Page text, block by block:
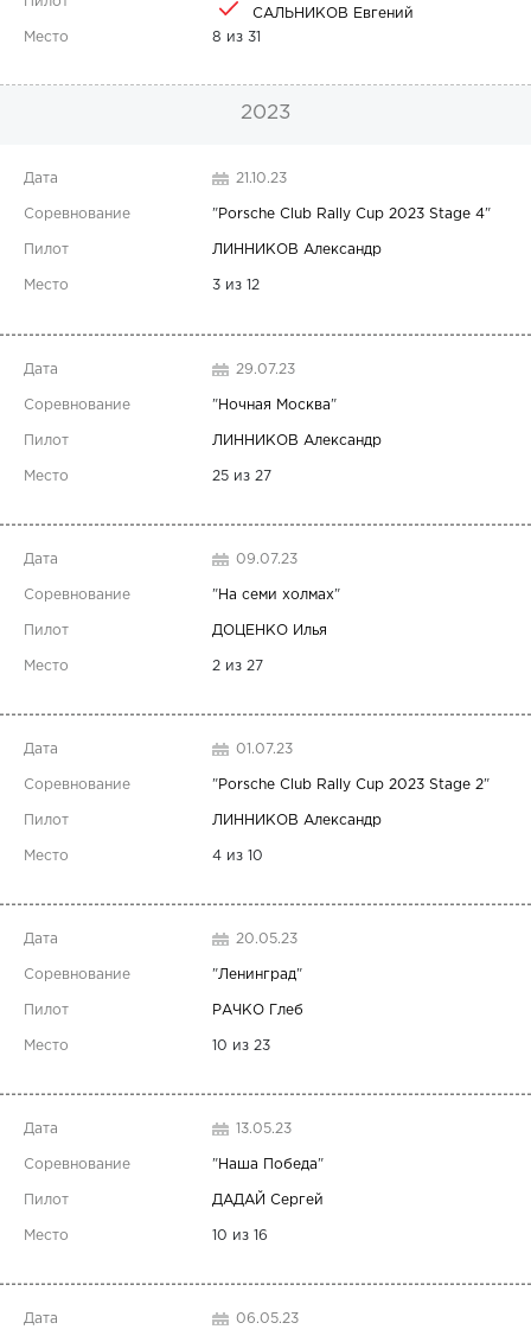
САЛЬНИКОВ Евгений
8 из 31
2023
21.10.23
"Porsche Club Rally Cup 2023 Stage 4"
ЛИННИКОВ Александр
3 из 12
29.07.23
"Ночная Москва"
ЛИННИКОВ Александр
25 из 27
09.07.23
"На семи холмах"
ДОЦЕНКО Илья
2 из 27
01.07.23
"Porsche Club Rally Cup 2023 Stage 2"
ЛИННИКОВ Александр
4 из 10
20.05.23
"Ленинград"
РАЧКО Глеб
10 из 23
13.05.23
"Наша Победа"
ДАДАЙ Сергей
10 из 16
06.05.23